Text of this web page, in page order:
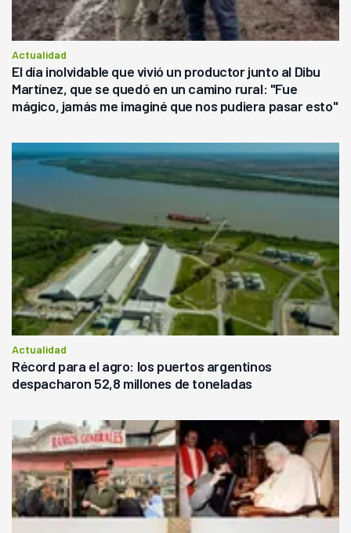
Actualidad
El día inolvidable que vivió un productor junto al Dibu
Martínez, que se quedó en un camino rural: "Fue
mágico, jamás me imaginé que nos pudiera pasar esto"
Actualidad
Récord para el agro: los puertos argentinos
despacharon 52,8 millones de toneladas